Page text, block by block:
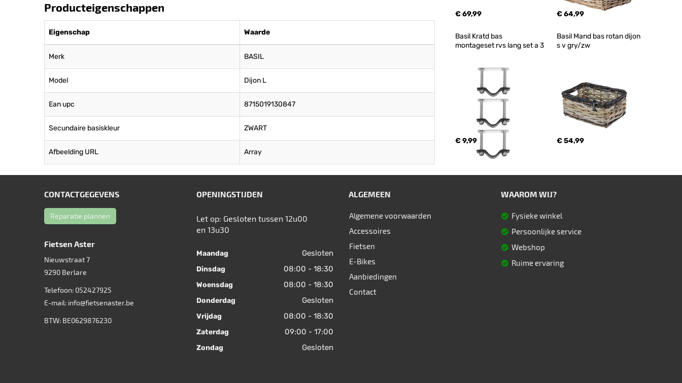
Producteigenschappen
Eigenschap Waarde
Merk BASIL
Model Dijon L
Ean upc 8715019130847
Secundaire basiskleur ZWART
Afbeelding URL Array
€ 69,99 € 64,99
Basil Kratd bas
montageset rvs lang set a 3
€ 9,99
Basil Mand bas rotan dijon
s v gry/zw
€ 54,99
CONTACTGEGEVENS
Reparatie plannen
Fietsen Aster
Nieuwstraat 7
9290 Berlare
Telefoon: 052427925
E-mail: info@fietsenaster.be
BTW: BE0629876230
OPENINGSTIJDEN
Let op: Gesloten tussen 12u00
en 13u30
Maandag Gesloten
Dinsdag 08:00 - 18:30
Woensdag 08:00 - 18:30
Donderdag Gesloten
Vrijdag 08:00 - 18:30
Zaterdag 09:00 - 17:00
Zondag Gesloten
ALGEMEEN
Algemene voorwaarden
Accessoires
Fietsen
E-Bikes
Aanbiedingen
Contact
WAAROM WIJ?
Fysieke winkel
Persoonlijke service
Webshop
Ruime ervaring